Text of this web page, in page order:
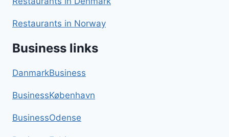
Restaurants in Norway
Business links
DanmarkBusiness
BusinessKøbenhavn
BusinessOdense